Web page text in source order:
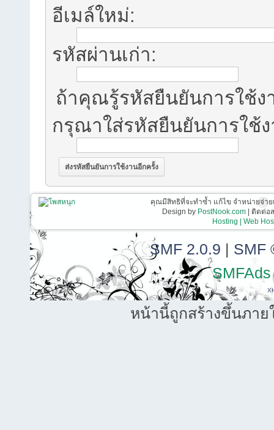
อีเมล์ใหม่:
รหัสผ่านเก่า:
ถ้าคุณรู้รหัสยืนยันการใช้
กรุณาใส่รหัสยืนยันการใช้
คุณมีสิทธิที่จะทำซ้ำ แก้ไข จำหน่ายจ่า
Design by PostNook.com| ติดต่อส
Hosting | Web
SMF 2.0.9 | SMF
SMFAds
หน้านี้ถูกสร้างขึ้นภาย